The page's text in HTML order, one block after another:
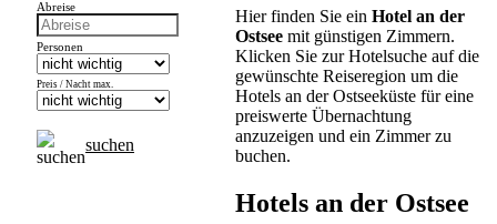
Abreise
Personen
Preis / Nacht max.
suchen
Hier finden Sie ein Hotel an der
Ostsee mit günstigen Zimmern.
Klicken Sie zur Hotelsuche auf die
gewünschte Reiseregion um die
Hotels an der Ostseeküste für eine
preiswerte Übernachtung
anzuzeigen und ein Zimmer zu
buchen.
Hotels an der Ostsee